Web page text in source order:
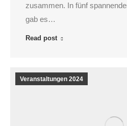
zusammen. In fünf
gab es…
Read post
Veranstaltungen 2024